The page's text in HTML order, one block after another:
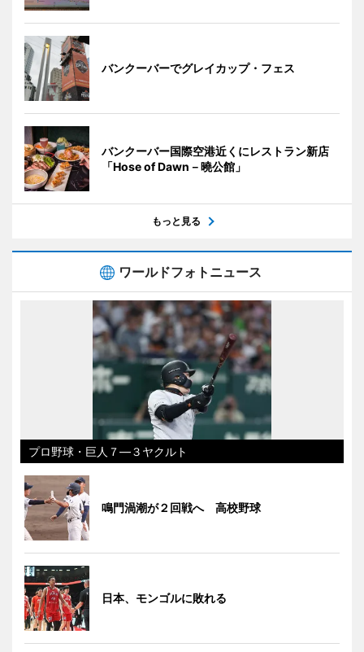
バンクーバーでグレイカップ・フェス
バンクーバー国際空港近くにレストラン新店
「Hose of Dawn－曉公館」
もっと見る
ワールドフォトニュース
プロ野球・巨人７―３ヤクルト
鳴門渦潮が２回戦へ 高校野球
日本、モンゴルに敗れる